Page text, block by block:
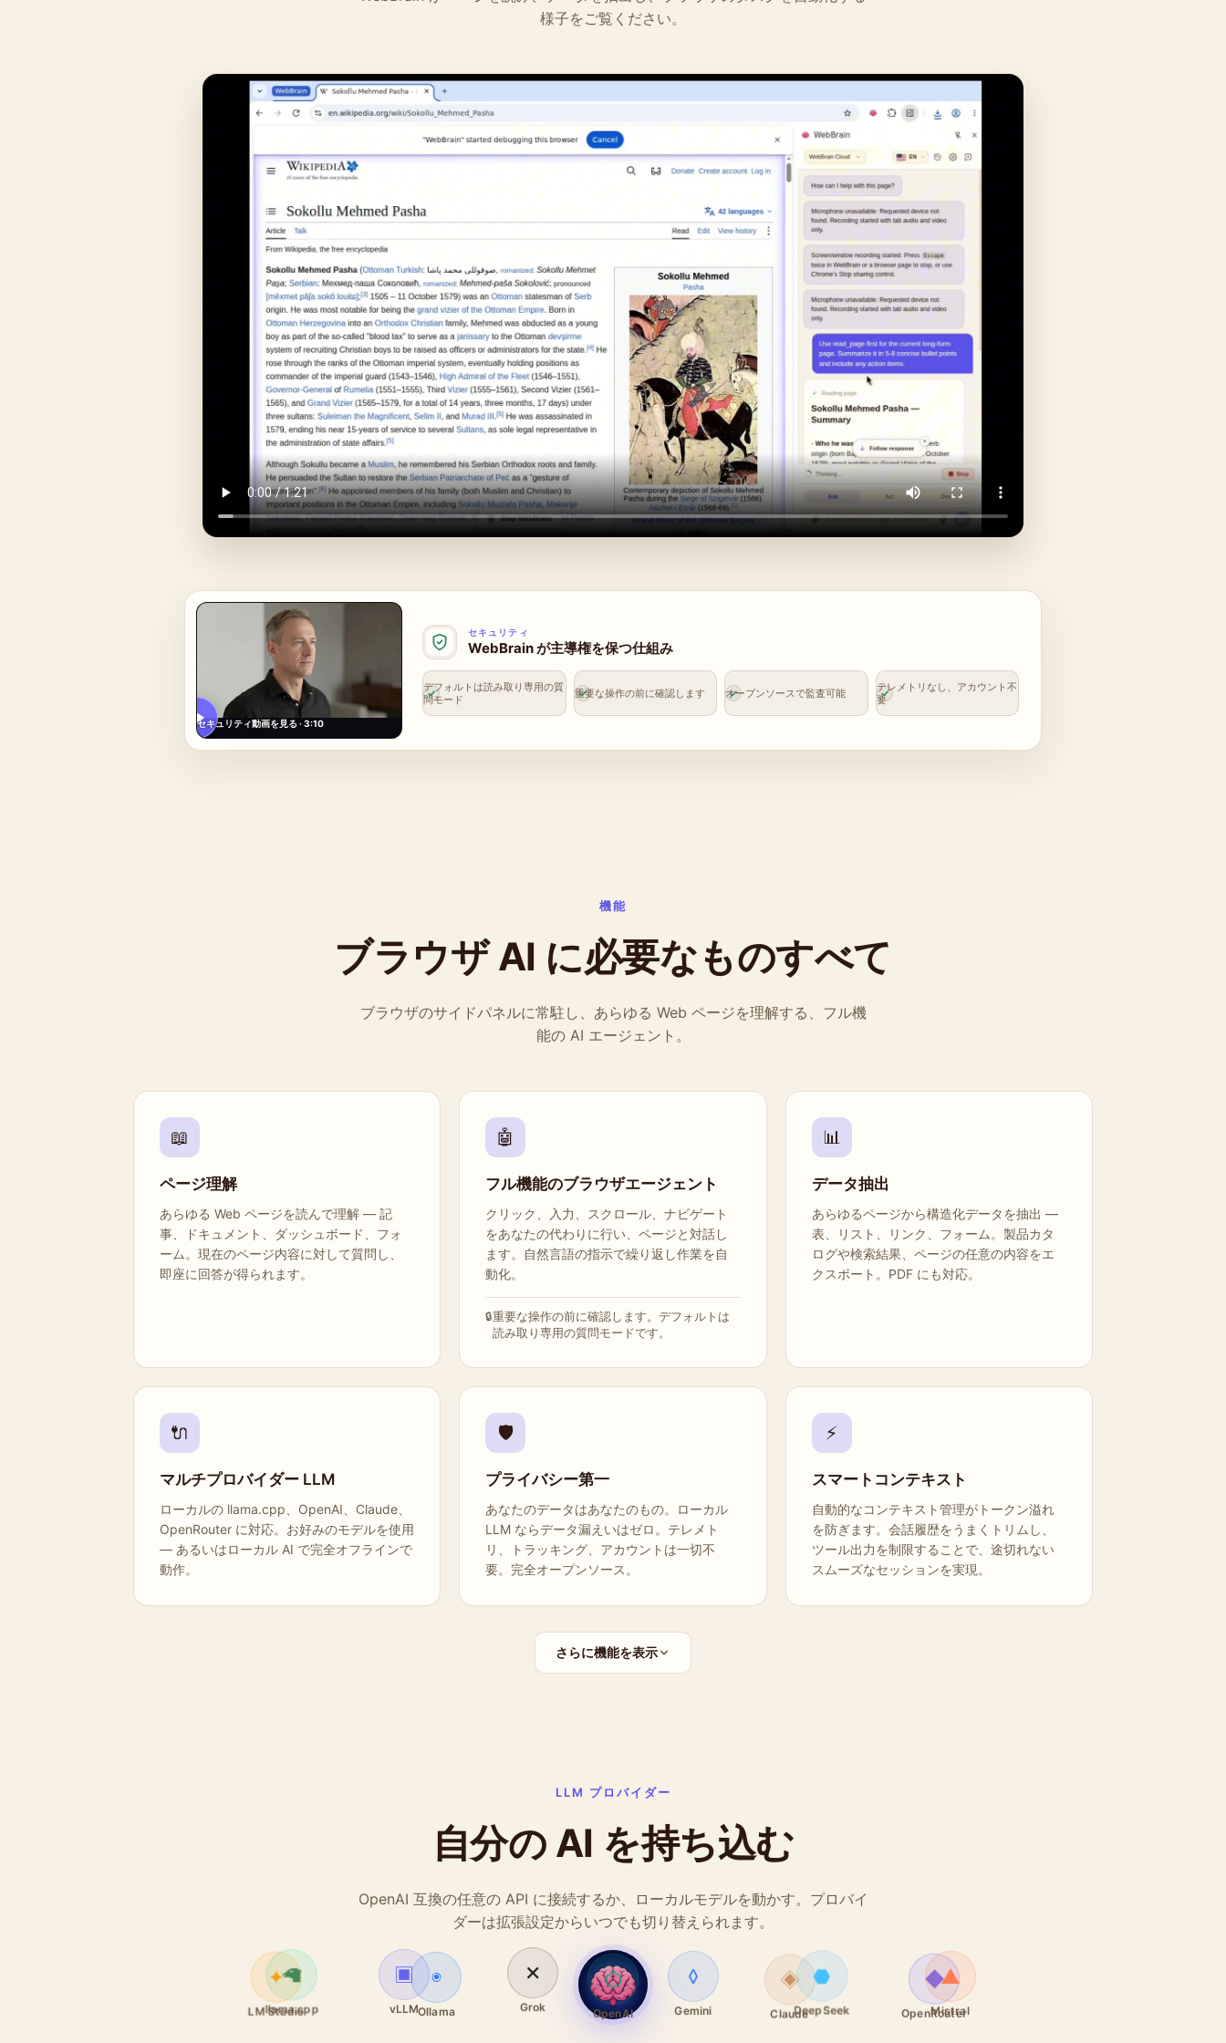
様子をご覧ください。
セキュリティ動画を見る · 3:10
セキュリティ
WebBrain が主導権を保つ仕組み
デフォルトは読み取り専用の質
問モード
重要な操作の前に確認します オープンソースで監査可能
テレメトリなし、アカウント不
要
機能
ブラウザ AI に必要なものすべて
ブラウザのサイドパネルに常駐し、あらゆる Web ページを理解する、フル機
能の AI エージェント。
📖
ページ理解
あらゆる Web ページを読んで理解 — 記
事、ドキュメント、ダッシュボード、フォ
ーム。現在のページ内容に対して質問し、
即座に回答が得られます。
🤖
フル機能のブラウザエージェント
クリック、入力、スクロール、ナビゲート
をあなたの代わりに行い、ページと対話し
ます。自然言語の指示で繰り返し作業を自
動化。
重要な操作の前に確認します。デフォルトは
読み取り専用の質問モードです。
📊
データ抽出
あらゆるページから構造化データを抽出 —
表、リスト、リンク、フォーム。製品カタ
ログや検索結果、ページの任意の内容をエ
クスポート。PDF にも対応。
🔌
マルチプロバイダー LLM
ローカルの llama.cpp、OpenAI、Claude、
OpenRouter に対応。お好みのモデルを使用
— あるいはローカル AI で完全オフラインで
動作。
🛡️
プライバシー第一
あなたのデータはあなたのもの。ローカル
LLM ならデータ漏えいはゼロ。テレメト
リ、トラッキング、アカウントは一切不
要。完全オープンソース。
⚡
スマートコンテキスト
自動的なコンテキスト管理がトークン溢れ
を防ぎます。会話履歴をうまくトリムし、
ツール出力を制限することで、途切れない
スムーズなセッションを実現。
さらに機能を表示
LLM プロバイダー
自分の AI を持ち込む
OpenAI 互換の任意の API に接続するか、ローカルモデルを動かす。プロバイ
ダーは拡張設定からいつでも切り替えられます。
🦙
llama.cpp
◉
Ollama
⬡
OpenAI
◈
Claude
◆
OpenRouter
✦
LM Studio
▣
vLLM
✕
Grok
◊
Gemini
⬣
DeepSeek
▲
Mistral